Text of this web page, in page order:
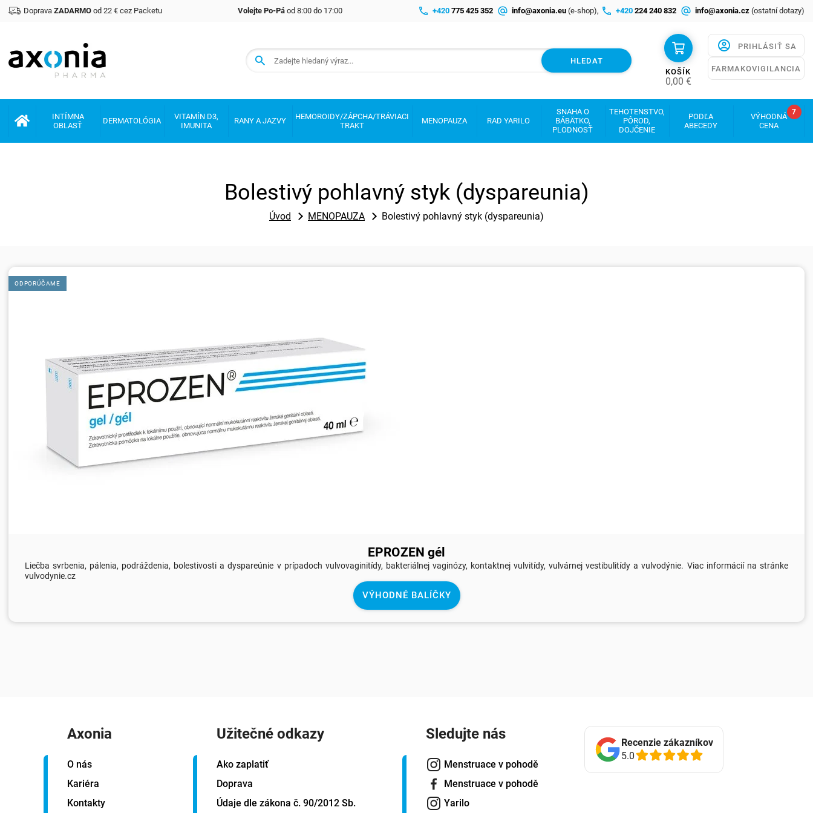
Doprava ZADARMO od 22 € cez Packetu Volejte Po-Pá od 8:00 do 17:00 +420 775 425 352 info@axonia.eu (e-shop), +420 224 240 832 info@axonia.cz (ostatní dotazy)
HLEDAT
KOŠÍK
0,00 €
PRIHLÁSIŤ SA
FARMAKOVIGILANCIA
INTÍMNA
OBLASŤ
DERMATOLÓGIA
VITAMÍN D3,
IMUNITA
RANY A JAZVY
HEMOROIDY/ZÁPCHA/TRÁVIACI
TRAKT
MENOPAUZA RAD YARILO
SNAHA O
BÁBÄTKO,
PLODNOSŤ
TEHOTENSTVO,
PÔROD,
DOJČENIE
PODĽA
ABECEDY
VÝHODNÁ
CENA
7
Bolestivý pohlavný styk (dyspareunia)
Úvod MENOPAUZA Bolestivý pohlavný styk (dyspareunia)
ODPORÚČAME
EPROZEN gél
Liečba svrbenia, pálenia, podráždenia, bolestivosti a dyspareúnie v prípadoch vulvovaginitídy, bakteriálnej vaginózy, kontaktnej vulvitídy, vulvárnej vestibulitídy a vulvodýnie. Viac informácií na stránke
vulvodynie.cz
VÝHODNÉ BALÍČKY
Axonia
O nás
Kariéra
Kontakty
Užitečné odkazy
Ako zaplatiť
Doprava
Údaje dle zákona č. 90/2012 Sb.
Sledujte nás
Menstruace v pohodě
Menstruace v pohodě
Yarilo
Recenzie zákazníkov
5.0